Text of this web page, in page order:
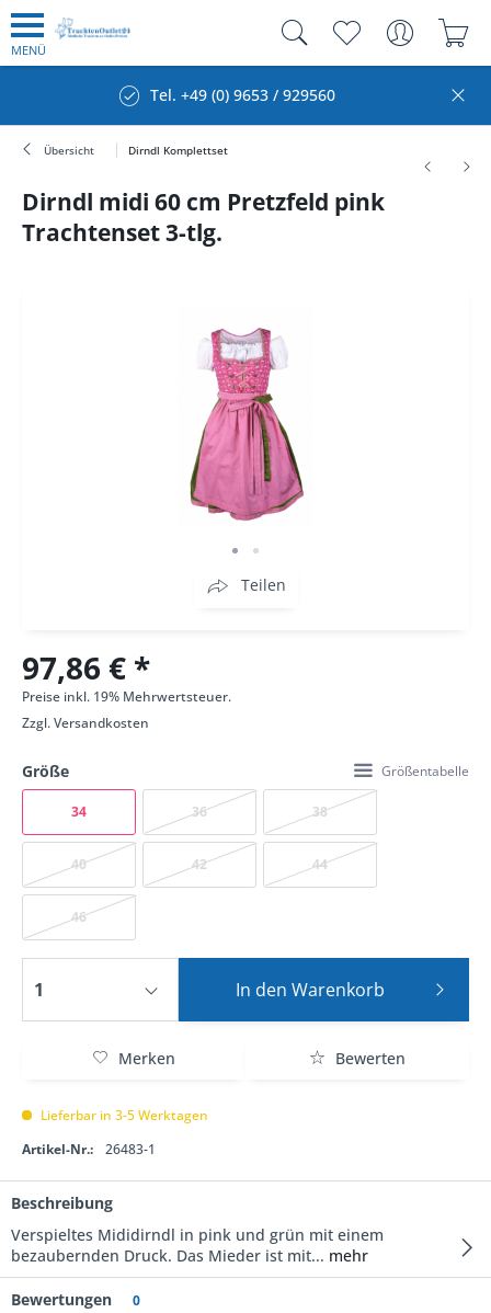
MENÜ
Tel. +49 (0) 9653 / 929560
Übersicht Dirndl Komplettset
Dirndl midi 60 cm Pretzfeld pink
Trachtenset 3-tlg.
Teilen
97,86 € *
Preise inkl. 19% Mehrwertsteuer.
Zzgl.Versandkosten
Größe Größentabelle
34 36 38
40 42 44
46
In den Warenkorb
Merken Bewerten
Lieferbar in 3-5 Werktagen
Artikel-Nr.:
26483-1
Beschreibung
Verspieltes Mididirndl in pink und grün mit einem
bezaubernden Druck. Das Mieder ist mit... mehr
Bewertungen 0